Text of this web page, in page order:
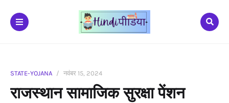
STATE-YOJANA नवंबर 15, 2024
राजस्थान सामाजिक सुरक्षा पेंशन